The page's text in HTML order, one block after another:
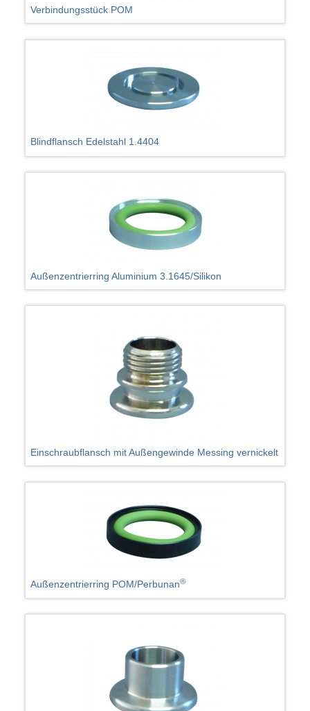
Verbindungsstück POM
Blindflansch Edelstahl 1.4404
Außenzentrierring Aluminium 3.1645/Silikon
Einschraubflansch mit Außengewinde Messing vernickelt
Außenzentrierring POM/Perbunan®